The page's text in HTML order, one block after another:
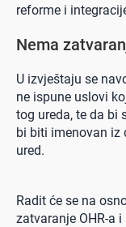
reforme i
Nema
U izvještaju se
ne ispune uslovi
tog ureda, te da bi
bi biti imenovan iz
ured.
Radit će se na
zatvaranje OHR-a